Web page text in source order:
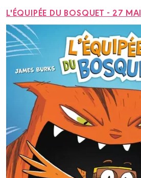
L'ÉQUIPÉE DU BOSQUET - 27 MAI